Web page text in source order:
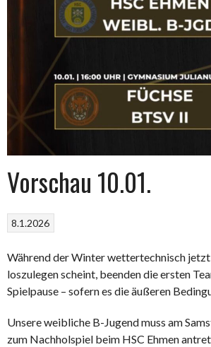
Vorschau 10.01.
8.1.2026
Während der Winter wettertechnisch
loszulegen scheint, beenden die ersten
Spielpause – sofern es die äußeren
Unsere weibliche B-Jugend muss am
zum Nachholspiel beim HSC Ehmen